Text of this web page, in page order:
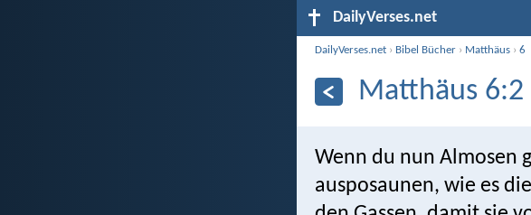
DailyVerses.net
DailyVerses.net › Bibel Bücher › Matthäus ›6
Matthäus 6:2
Wenn du nun Almosen
ausposaunen, wie es